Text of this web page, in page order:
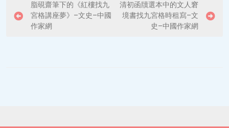
o
脂硯齋筆下的《紅樓找九
宮格講座夢》–文史–中國
作家網
清初函牘選本中的文人窘
境書找九宮格時租寫–文
史–中國作家網